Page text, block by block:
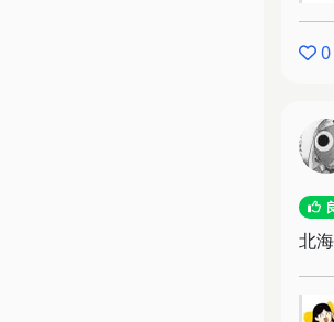
0
北